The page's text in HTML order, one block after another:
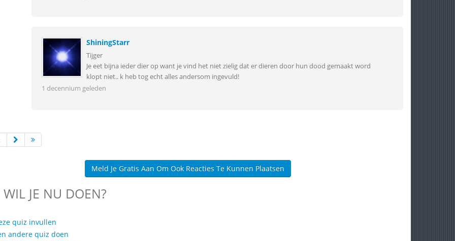
ShiningStarr
Tijger
Je eet bijna ieder dier op want je vind het niet zielig dat er dieren door hun dood gemaakt word
klopt niet.. k heb tog echt alles andersom ingevuld!
1 decennium geleden
Meld Je Gratis Aan Om Ook Reacties Te Kunnen Plaatsen
JE NU DOEN?
quiz invullen
andere quiz doen